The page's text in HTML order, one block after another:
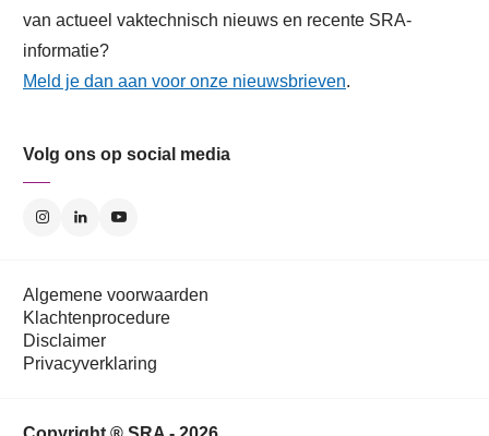
van actueel vaktechnisch nieuws en recente SRA-
informatie?
Meld je dan aan voor onze nieuwsbrieven.
Volg ons op social media
Algemene voorwaarden
Klachtenprocedure
Disclaimer
Privacyverklaring